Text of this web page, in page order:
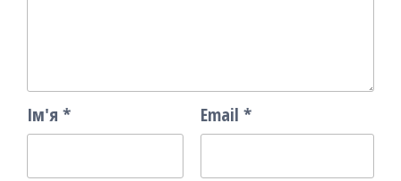
Ім'я * Email *